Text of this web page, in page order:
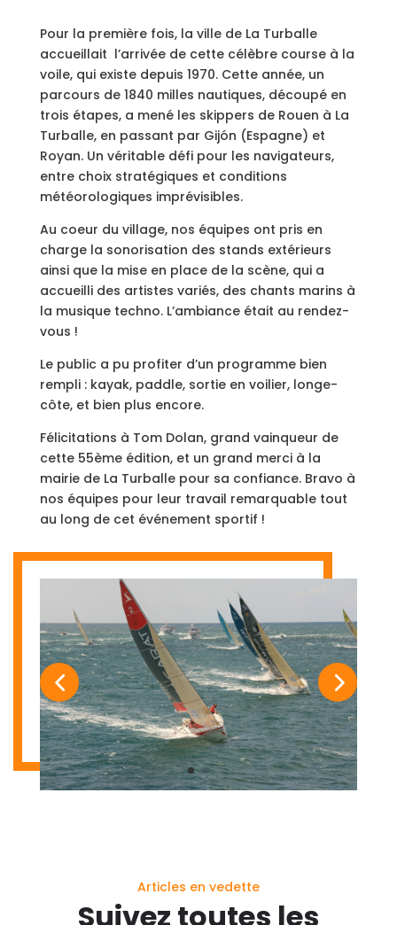
Pour la première fois, la ville de La Turballe
accueillait l’arrivée de cette célèbre course à la
voile, qui existe depuis 1970. Cette année, un
parcours de 1840 milles nautiques, découpé en
trois étapes, a mené les skippers de Rouen à La
Turballe, en passant par Gijón (Espagne) et
Royan. Un véritable défi pour les navigateurs,
entre choix stratégiques et conditions
météorologiques imprévisibles.
Au coeur du village, nos équipes ont pris en
charge la sonorisation des stands extérieurs
ainsi que la mise en place de la scène, qui a
accueilli des artistes variés, des chants marins à
la musique techno. L’ambiance était au rendez-
vous !
Le public a pu profiter d’un programme bien
rempli : kayak, paddle, sortie en voilier, longe-
côte, et bien plus encore.
Félicitations à Tom Dolan, grand vainqueur de
cette 55ème édition, et un grand merci à la
mairie de La Turballe pour sa confiance. Bravo à
nos équipes pour leur travail remarquable tout
au long de cet événement sportif !
Articles en vedette
Suivez toutes les